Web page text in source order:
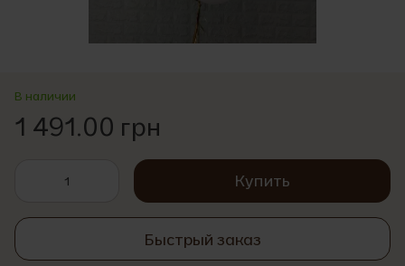
В наличии
1 491.00 грн
Купить
Быстрый заказ